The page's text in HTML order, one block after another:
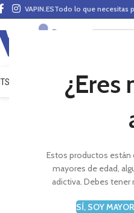
¿Eres
Estos productos están
mayores de edad,
adictiva. Debes tener
SÍ, SOY
VAPIN.ESTodo lo que necesitas
VAPEO MODS